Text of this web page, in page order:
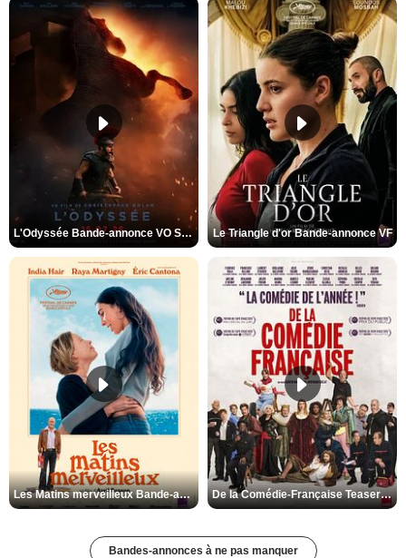
L'Odyssée Bande-annonce VO STFR Le Triangle d'or Bande-annonce VF
Les Matins merveilleux Bande-annonce VF De la Comédie-Française Teaser VF
Bandes-annonces à ne pas manquer